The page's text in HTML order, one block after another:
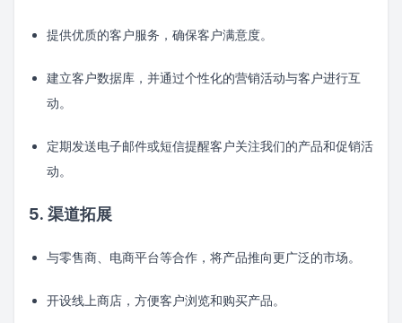
提供优质的客户服务，确保客户满意度。
建立客户数据库，并通过个性化的营销活动与客户进行互
动。
定期发送电子邮件或短信提醒客户关注我们的产品和促销活
动。
5. 渠道拓展
与零售商、电商平台等合作，将产品推向更广泛的市场。
开设线上商店，方便客户浏览和购买产品。